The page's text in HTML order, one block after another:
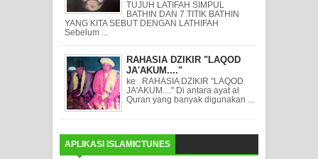
TUJUH LATIFAH SIMPUL
BATHIN DAN 7 TITIK BATHIN
YANG KITA SEBUT DENGAN LATHIFAH
Sebelum ...
RAHASIA DZIKIR "LAQOD
JA'AKUM...."
ke RAHASIA DZIKIR "LAQOD
JA'AKUM...." Di antara ayat al
Quran yang banyak digunakan ...
APLIKASI ISLAMICTUNES